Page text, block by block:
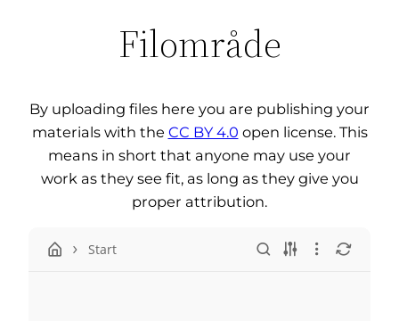
Filområde
By uploading files here you are publishing your
materials with the CC BY 4.0 open license. This
means in short that anyone may use your
work as they see fit, as long as they give you
proper attribution.
Start